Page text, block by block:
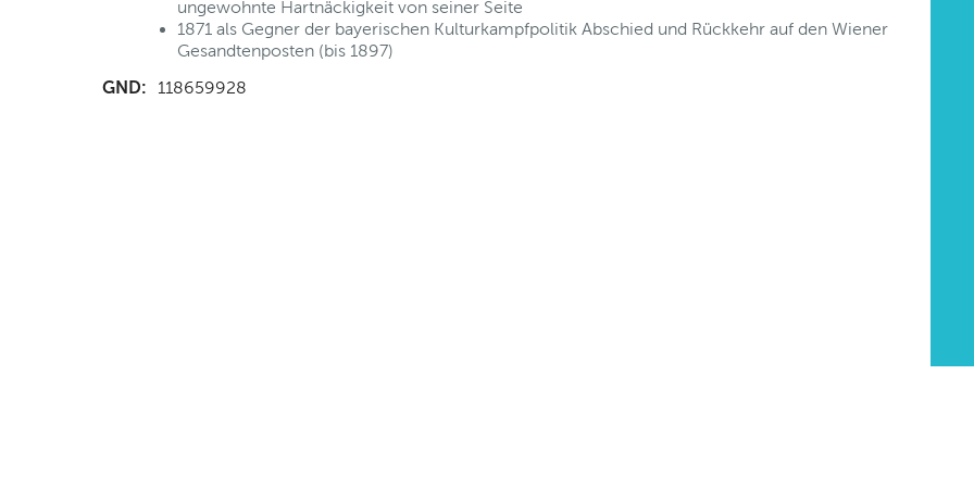
ungewohnte Hartnäckigkeit von seiner Seite
1871 als Gegner der bayerischen Kulturkampfpolitik Abschied und Rückkehr auf den Wiener
Gesandtenposten (bis 1897)
GND: 118659928